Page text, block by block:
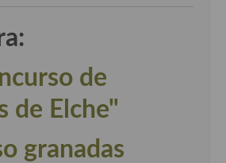
de
de Elche"